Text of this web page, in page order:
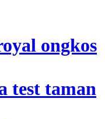
ongkos
test taman